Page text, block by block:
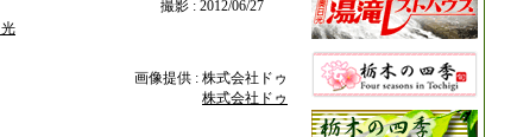
撮影 : 2012/06/27
画像提供 : 株式会社ドゥ
株式会社ドゥ